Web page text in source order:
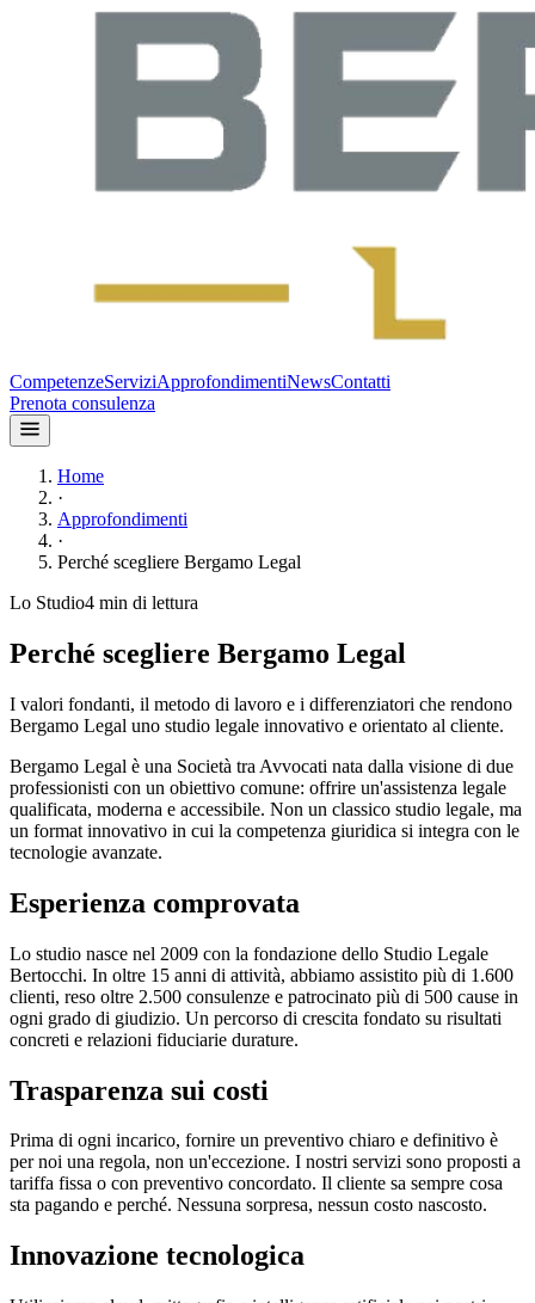
CompetenzeServiziApprofondimentiNewsContatti
Prenota consulenza
Home
·
Approfondimenti
·
Perché scegliere Bergamo Legal
Lo Studio4 min di lettura
Perché scegliere Bergamo Legal
I valori fondanti, il metodo di lavoro e i differenziatori che rendono
Bergamo Legal uno studio legale innovativo e orientato al cliente.
Bergamo Legal è una Società tra Avvocati nata dalla visione di due
professionisti con un obiettivo comune: offrire un'assistenza legale
qualificata, moderna e accessibile. Non un classico studio legale, ma
un format innovativo in cui la competenza giuridica si integra con le
tecnologie avanzate.
Esperienza comprovata
Lo studio nasce nel 2009 con la fondazione dello Studio Legale
Bertocchi. In oltre 15 anni di attività, abbiamo assistito più di 1.600
clienti, reso oltre 2.500 consulenze e patrocinato più di 500 cause in
ogni grado di giudizio. Un percorso di crescita fondato su risultati
concreti e relazioni fiduciarie durature.
Trasparenza sui costi
Prima di ogni incarico, fornire un preventivo chiaro e definitivo è
per noi una regola, non un'eccezione. I nostri servizi sono proposti a
tariffa fissa o con preventivo concordato. Il cliente sa sempre cosa
sta pagando e perché. Nessuna sorpresa, nessun costo nascosto.
Innovazione tecnologica